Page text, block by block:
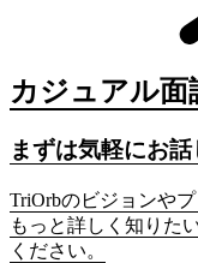
カジュアル面
まずは気軽にお
TriOrbのビジョンや
もっと詳しく知りた
ください。